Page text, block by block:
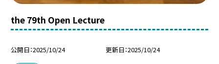
the 79th Open Lecture
公開日 2025/10/24 更新日 2025/10/24